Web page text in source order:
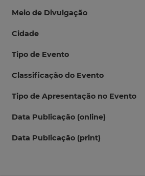
Meio de Divulgação
Cidade
Tipo de Evento
Classificação do Evento
Tipo de Apresentação no Evento
Data Publicação (online)
Data Publicação (print)